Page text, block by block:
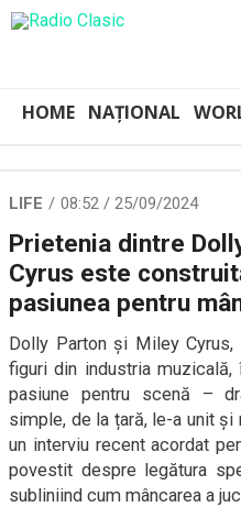
HOME NAȚIONAL
LIFE 08:52 / 25/09/2024
Prietenia dintre
Cyrus este
pasiunea pentru
Dolly Parton și Miley
figuri din industria
pasiune pentru scenă –
simple, de la țară, le-a unit
un interviu recent acordat
povestit despre legătura
subliniind cum mâncarea a